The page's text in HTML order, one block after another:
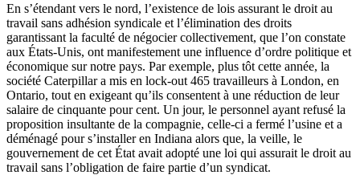
En s’étendant vers le nord, l’existence de lois assurant le droit au
travail sans adhésion syndicale et l’élimination des droits
garantissant la faculté de négocier collectivement, que l’on constate
aux États-Unis, ont manifestement une influence d’ordre politique et
économique sur notre pays. Parexemple, plus tôt cette année, la
société Caterpillar a mis en lock-out 465 travailleurs à London, en
Ontario, tout en exigeant qu’ils consentent à une réduction de leur
salaire de cinquante pour cent. Un jour, le personnel ayant refusé la
proposition insultante de la compagnie, celle-ci a fermé l’usine et a
déménagé pours’installeren Indiana alors que, la veille, le
gouvernement de cet État avait adopté une loi qui assurait le droit au
travail sans l’obligation de faire partie d’un syndicat.